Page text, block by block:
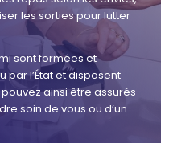
les sorties pour lutter
sont formées et
par l’État et disposent
ainsi être assurés
soin de vous ou d’un